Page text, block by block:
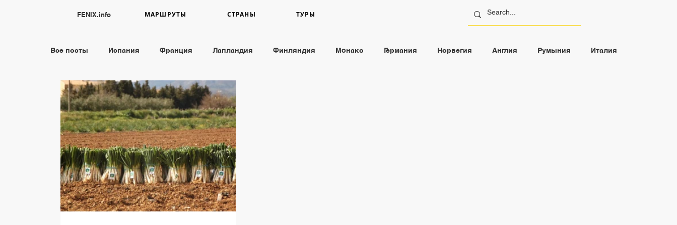
FENIX.info МАРШРУТЫ СТРАНЫ ТУРЫ
Все посты Испания Франция Лапландия Финляндия Moнако Германия Норвегия Англия Румыния Италия
Португалия Греция Страна Басков